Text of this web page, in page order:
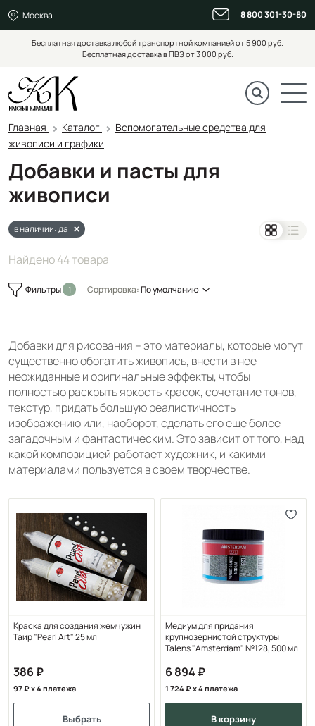
Москва 8 800 301-30-80
Бесплатная доставка любой транспортной компанией от 5 900 руб.
Бесплатная доставка в ПВЗ от 3 000 руб.
Главная Каталог
Вспомогательные средства для
живописи и графики
Добавки и пасты для
живописи
в наличии: да
Найдено 44 товара
Фильтры Сортировка:По умолчанию
Добавки для рисования – это материалы, которые могут
существенно обогатить живопись, внести в нее
неожиданные и оригинальные эффекты, чтобы
полностью раскрыть яркость красок, сочетание тонов,
текстур, придать большую реалистичность
изображению или, наоборот, сделать его еще более
загадочным и фантастическим. Это зависит от того, над
какой композицией работает художник, и какими
материалами пользуется в своем творчестве.
Краска для создания жемчужин
Таир "Pearl Art" 25 мл
386
97 x 4 платежа
Выбрать
Медиум для придания
крупнозернистой структуры
Talens "Amsterdam" №128, 500 мл
6 894
1 724 x 4 платежа
в корзину